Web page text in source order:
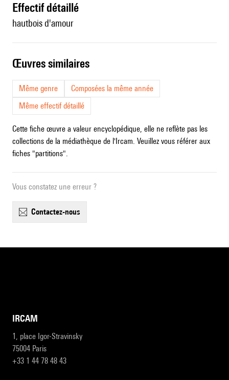
effectif détaillé
hautbois d'amour
œuvres similaires
Même genre
Composées la même année
Même effectif détaillé
Cette fiche œuvre a valeur encyclopédique, elle ne reflète pas les
collections de la médiathèque de l'Ircam. Veuillez vous référer aux
fiches "partitions".
Vous constatez une erreur ?
contactez-nous
IRCAM
1, place Igor-Stravinsky
75004 Paris
+33 1 44 78 48 43